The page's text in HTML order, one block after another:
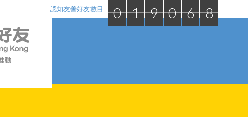
認知友善好友數目 0 1 9 0 6 8